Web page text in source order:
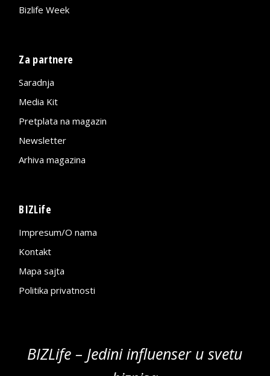
Bizlife Week
Za partnere
Saradnja
Media Kit
Pretplata na magazin
Newsletter
Arhiva magazina
BIZLife
Impresum/O nama
Kontakt
Mapa sajta
Politika privatnosti
BIZLife – Jedini influenser u svetu